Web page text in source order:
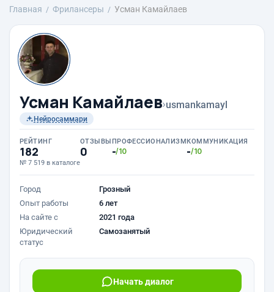
Главная Фрилансеры Усман Камайлаев
Усман Камайлаев›usmankamayl
Нейросаммари
РЕЙТИНГ
182
№ 7 519 в каталоге
ОТЗЫВЫ
0
ПРОФЕССИОНАЛИЗМ
-/10
КОММУНИКАЦИЯ
-/10
Город
Грозный
Опыт работы
6 лет
На сайте с
2021 года
Юридический
статус
Самозанятый
Начать диалог